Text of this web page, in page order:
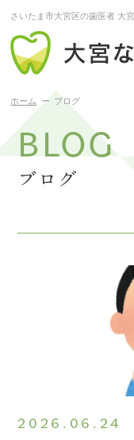
さいたま市大宮区の歯医者 大
ホーム ブログ
BLOG
ブログ
2026.06.24